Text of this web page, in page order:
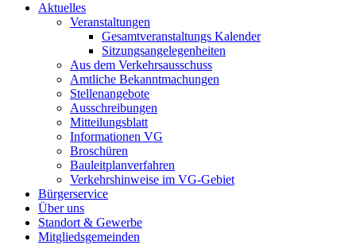
Aktuelles
Veranstaltungen
Gesamtveranstaltungs Kalender
Sitzungsangelegenheiten
Aus dem Verkehrsausschuss
Amtliche Bekanntmachungen
Stellenangebote
Ausschreibungen
Mitteilungsblatt
Informationen VG
Broschüren
Bauleitplanverfahren
Verkehrshinweise im VG-Gebiet
Bürgerservice
Über uns
Standort & Gewerbe
Mitgliedsgemeinden